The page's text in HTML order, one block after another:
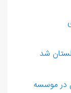
شد
در موسسه